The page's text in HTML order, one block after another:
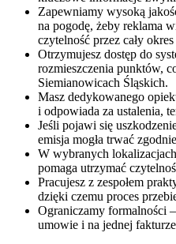
Zapewniamy wysoką
na pogodę, żeby reklama
czytelność przez cały
Otrzymujesz dostęp do
rozmieszczenia punktów,
Siemianowicach Śląskich.
Masz dedykowanego
i odpowiada za ustalenia,
Jeśli pojawi się
emisja mogła trwać
W wybranych
pomaga utrzymać
Pracujesz z zespołem
dzięki czemu proces
Ograniczamy formalności
umowie i na jednej